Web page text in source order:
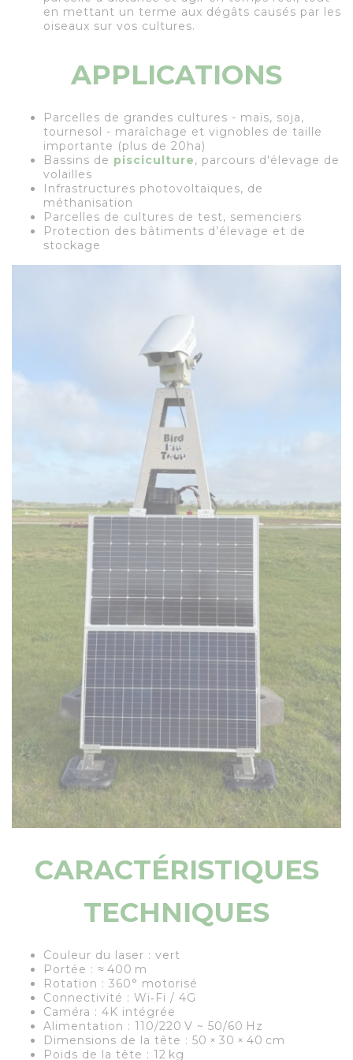
en mettant un terme aux dégâts causés par les
oiseaux sur vos cultures.
APPLICATIONS
Parcelles de grandes cultures - maïs, soja,
tournesol - maraîchage et vignobles de taille
importante (plus de 20ha)
Bassins de pisciculture, parcours d'élevage de
volailles
Infrastructures photovoltaïques, de
méthanisation
Parcelles de cultures de test, semenciers
Protection des bâtiments d’élevage et de
stockage
CARACTÉRISTIQUES
TECHNIQUES
Couleur du laser : vert
Portée : ≈ 400 m
Rotation : 360° motorisé
Connectivité : Wi‑Fi / 4G
Caméra : 4K intégrée
Alimentation : 110/220 V ~ 50/60 Hz
Dimensions de la tête : 50 × 30 × 40 cm
Poids de la tête : 12 kg